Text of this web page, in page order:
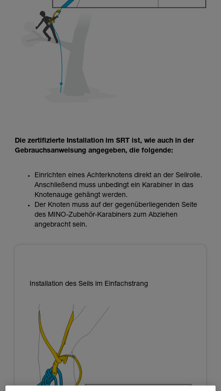
Die zertifizierte Installation im SRT ist, wie auch in der
Gebrauchsanweisung angegeben, die folgende:
Einrichten eines Achterknotens direkt an der Seilrolle.
Anschließend muss unbedingt ein Karabiner in das
Knotenauge gehängt werden.
Der Knoten muss auf der gegenüberliegenden Seite
des MINO-Zubehör-Karabiners zum Abziehen
angebracht sein.
Installation des Seils im Einfachstrang